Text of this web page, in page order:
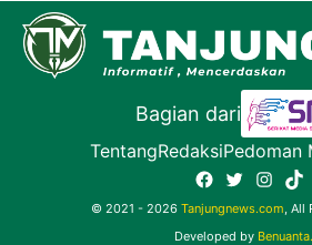
Bagian dari
TentangRedaksiPedoman
Facebook
Twitter
© 2021 - 2026 Tanjungnews.com ,
Developed by